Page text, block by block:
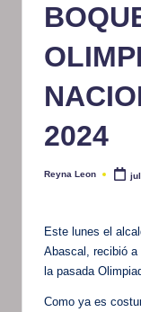
2024
Publicado
Reyna Leon
Este lunes el
Abascal, recibió
la pasada
Como ya es